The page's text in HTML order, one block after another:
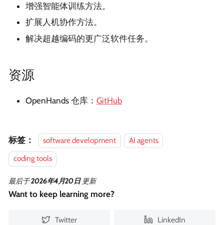
增强智能体训练方法。
扩展人机协作方法。
解决超越编码的更广泛软件任务。
资源
OpenHands 仓库： GitHub
标签： software development
AI agents
coding tools
最后于2026年4月20日 更新
Want to keep learning more?
Twitter LinkedIn